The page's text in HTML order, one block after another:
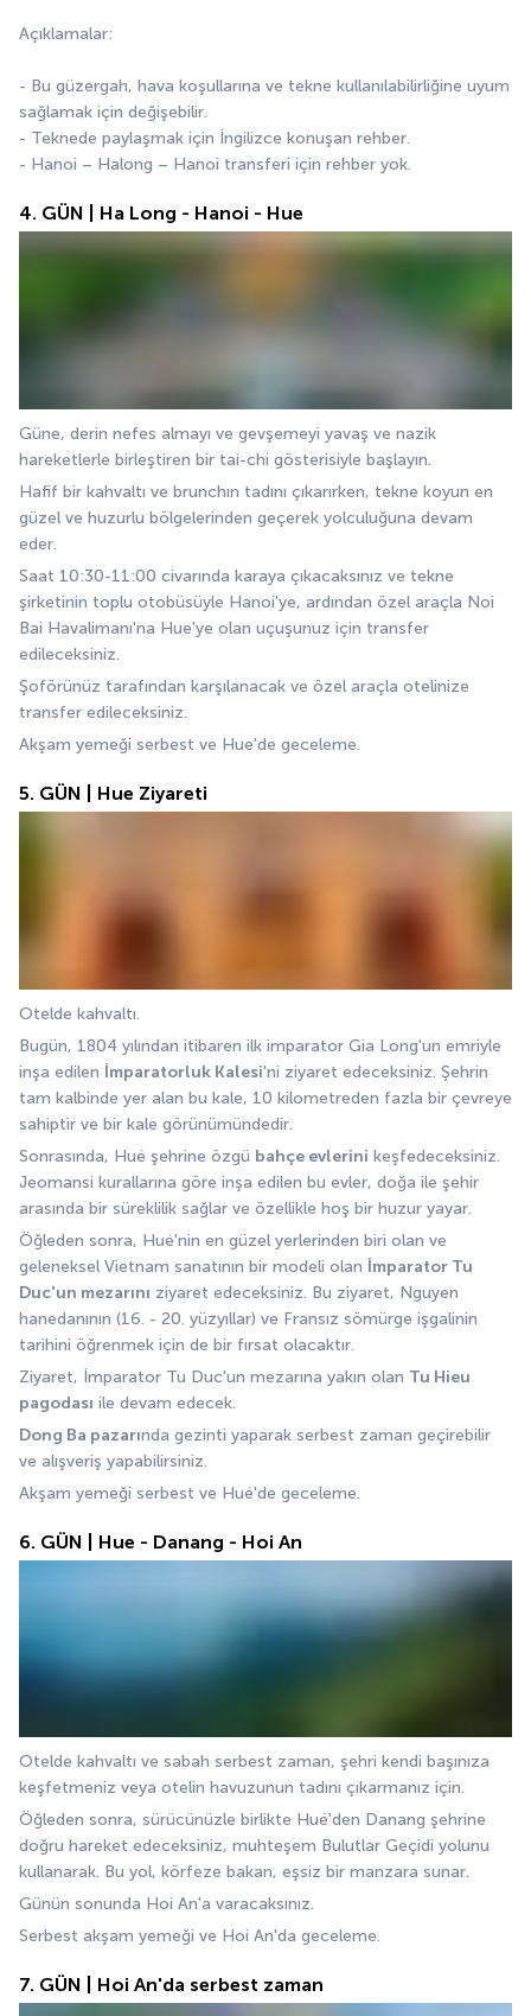
Açıklamalar:
- Bu güzergah, hava koşullarına ve tekne kullanılabilirliğine uyum
sağlamak için değişebilir.
- Teknede paylaşmak için İngilizce konuşan rehber.
- Hanoi – Halong – Hanoi transferi için rehber yok.
4. GÜN | Ha Long - Hanoi - Hue
Güne, derin nefes almayı ve gevşemeyi yavaş ve nazik
hareketlerle birleştiren bir tai-chi gösterisiyle başlayın.
Hafif bir kahvaltı ve brunchın tadını çıkarırken, tekne koyun en
güzel ve huzurlu bölgelerinden geçerek yolculuğuna devam
eder.
Saat 10:30-11:00 civarında karaya çıkacaksınız ve tekne
şirketinin toplu otobüsüyle Hanoi'ye, ardından özel araçla Noi
Bai Havalimanı'na Hue'ye olan uçuşunuz için transfer
edileceksiniz.
Şoförünüz tarafından karşılanacak ve özel araçla otelinize
transfer edileceksiniz.
Akşam yemeği serbest ve Hue'de geceleme.
5. GÜN | Hue Ziyareti
Otelde kahvaltı.
Bugün, 1804 yılından itibaren ilk imparator Gia Long'un emriyle
inşa edilen İmparatorluk Kalesi'ni ziyaret edeceksiniz. Şehrin
tam kalbinde yer alan bu kale, 10 kilometreden fazla bir çevreye
sahiptir ve bir kale görünümündedir.
Sonrasında, Hué şehrine özgü bahçe evlerini keşfedeceksiniz.
Jeomansi kurallarına göre inşa edilen bu evler, doğa ile şehir
arasında bir süreklilik sağlar ve özellikle hoş bir huzur yayar.
Öğleden sonra, Hué'nin en güzel yerlerinden biri olan ve
geleneksel Vietnam sanatının bir modeli olan İmparator Tu
Duc'un mezarını ziyaret edeceksiniz. Bu ziyaret, Nguyen
hanedanının (16. - 20. yüzyıllar) ve Fransız sömürge işgalinin
tarihini öğrenmek için de bir fırsat olacaktır.
Ziyaret, İmparator Tu Duc'un mezarına yakın olan Tu Hieu
pagodası ile devam edecek.
Dong Ba pazarında gezinti yaparak serbest zaman geçirebilir
ve alışveriş yapabilirsiniz.
Akşam yemeği serbest ve Hué'de geceleme.
6. GÜN | Hue - Danang - Hoi An
Otelde kahvaltı ve sabah serbest zaman, şehri kendi başınıza
keşfetmeniz veya otelin havuzunun tadını çıkarmanız için.
Öğleden sonra, sürücünüzle birlikte Hué'den Danang şehrine
doğru hareket edeceksiniz, muhteşem Bulutlar Geçidi yolunu
kullanarak. Bu yol, körfeze bakan, eşsiz bir manzara sunar.
Günün sonunda Hoi An'a varacaksınız.
Serbest akşam yemeği ve Hoi An'da geceleme.
7. GÜN | Hoi An'da serbest zaman